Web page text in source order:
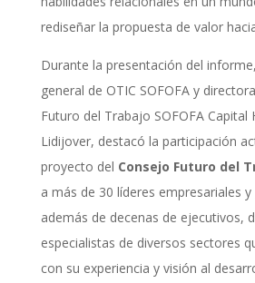
rediseñar la propuesta de valor
Durante la presentación del
general de OTIC SOFOFA y
Futuro del Trabajo SOFOFA Capital
Lidijover, destacó la participación
proyecto del Consejo Futuro del
a más de 30 líderes empresariales
además de decenas de ejecutivos,
especialistas de diversos sectores
con su experiencia y visión al